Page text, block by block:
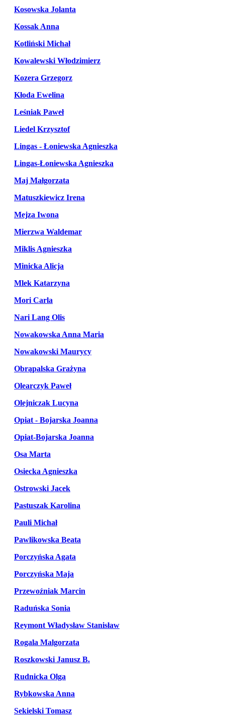
Kosowska Jolanta
Kossak Anna
Kotliński Michał
Kowalewski Włodzimierz
Kozera Grzegorz
Kłoda Ewelina
Leśniak Paweł
Liedel Krzysztof
Lingas - Łoniewska Agnieszka
Lingas-Łoniewska Agnieszka
Maj Małgorzata
Matuszkiewicz Irena
Mejza Iwona
Mierzwa Waldemar
Miklis Agnieszka
Minicka Alicja
Mlek Katarzyna
Mori Carla
Nari Lang Olis
Nowakowska Anna Maria
Nowakowski Maurycy
Obrąpalska Grażyna
Olearczyk Paweł
Olejniczak Lucyna
Opiat - Bojarska Joanna
Opiat-Bojarska Joanna
Osa Marta
Osiecka Agnieszka
Ostrowski Jacek
Pastuszak Karolina
Pauli Michał
Pawlikowska Beata
Porczyńska Agata
Porczyńska Maja
Przewoźniak Marcin
Raduńska Sonia
Reymont Władysław Stanisław
Rogala Malgorzata
Roszkowski Janusz B.
Rudnicka Olga
Rybkowska Anna
Sekielski Tomasz